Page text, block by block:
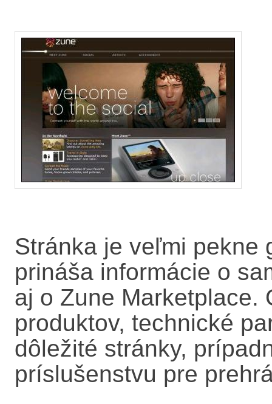
Stránka je veľmi pekne
prináša informácie o
aj o Zune Marketplace.
produktov, technické
dôležité stránky,
príslušenstvu pre